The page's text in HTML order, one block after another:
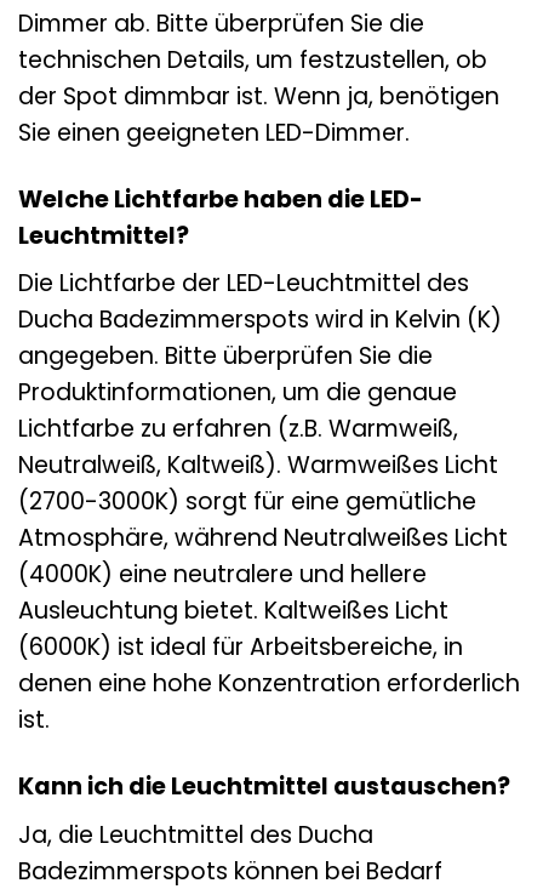
Dimmer ab. Bitte überprüfen Sie die
technischen Details, um festzustellen, ob
der Spot dimmbar ist. Wenn ja, benötigen
Sie einen geeigneten LED-Dimmer.
Welche Lichtfarbe haben die LED-
Leuchtmittel?
Die Lichtfarbe der LED-Leuchtmittel des
Ducha Badezimmerspots wird in Kelvin (K)
angegeben. Bitte überprüfen Sie die
Produktinformationen, um die genaue
Lichtfarbe zu erfahren (z.B. Warmweiß,
Neutralweiß, Kaltweiß). Warmweißes Licht
(2700-3000K) sorgt für eine gemütliche
Atmosphäre, während Neutralweißes Licht
(4000K) eine neutralere und hellere
Ausleuchtung bietet. Kaltweißes Licht
(6000K) ist ideal für Arbeitsbereiche, in
denen eine hohe Konzentration erforderlich
ist.
Kann ich die Leuchtmittel austauschen?
Ja, die Leuchtmittel des Ducha
Badezimmerspots können bei Bedarf